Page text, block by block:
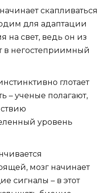
скапливаться
для адаптации
на свет, ведь он из
в негостеприимный
глотает
– ученые полагают,
уровень
мозг начинает
сигналы – в этот